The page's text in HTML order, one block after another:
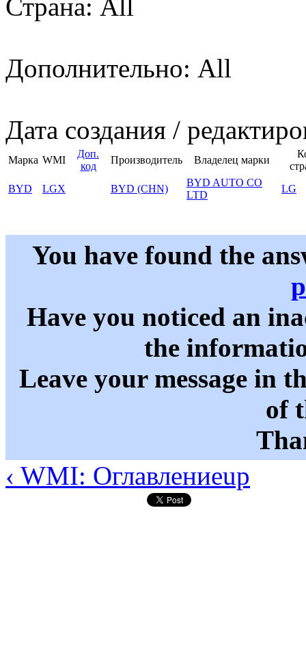
Страна: All
Дополнительно: All
Дата создания /
Марка WMI
Доп.
код
Производитель Владелец марки
BYD
LGX BYD (CHN)
BYD AUTO CO
LTD
LG
You have found the
Have you noticed an
the
Leave your message in
of
‹ WMI: Оглавлениеup